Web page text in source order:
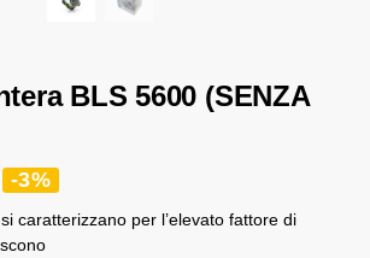
BLS 5600 (SENZA
-3%
caratterizzano per l’elevato fattore di